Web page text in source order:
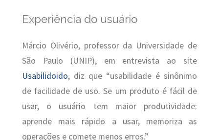
Experiência do usuário
Márcio Olivério, professor da Universidade de
São Paulo (UNIP), em entrevista ao site
Usabilidoido, diz que “usabilidade é sinônimo
de facilidade de uso. Se um produto é fácil de
usar, o usuário tem maior produtividade:
aprende mais rápido a usar, memoriza as
operações e comete menos erros.”